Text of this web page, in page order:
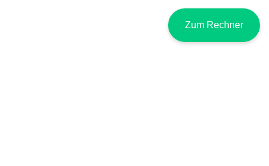
Zum Rechner